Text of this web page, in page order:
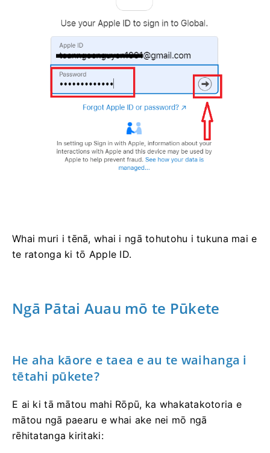
Whai muri i tēnā, whai i ngā tohutohu i tukuna mai e
te ratonga ki tō Apple ID.
Ngā Pātai Auau mō te Pūkete
He aha kāore e taea e au te waihanga i
tētahi pūkete?
E ai ki tā mātou mahi Rōpū, ka whakatakotoria e
mātou ngā paearu e whai ake nei mō ngā
rēhitatanga kiritaki: